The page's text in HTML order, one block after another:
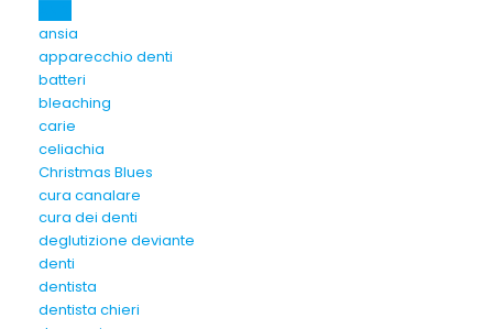
ansia
apparecchio denti
batteri
bleaching
carie
celiachia
Christmas Blues
cura canalare
cura dei denti
deglutizione deviante
denti
dentista
dentista chieri